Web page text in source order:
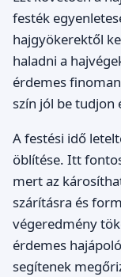
festék
hajgyökerektől
haladni a
érdemes
szín jól be tudjon
A festési idő
öblítése. Itt
mert az
szárításra és
végeredmény
érdemes
segítenek